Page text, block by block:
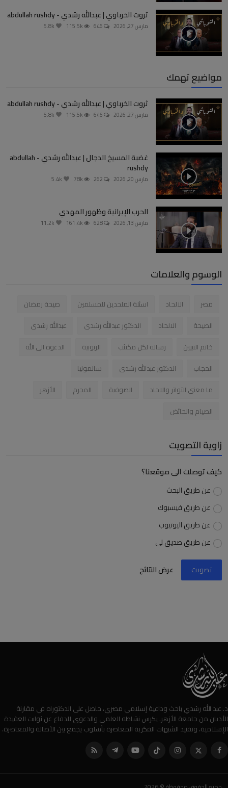
ثروت الخرباوي | عبدالله رشدي - abdullah rushdy
مارس 27, 2026
مواضيع تهمك
ثروت الخرباوي | عبدالله رشدي - abdullah rushdy
مارس 27, 2026
غضبة المسيخ الدجال | عبدالله رشدي - abdullah
rushdy
مارس 20, 2026
الحرب الإيرانية وظهور المهدي
مارس 13, 2026
الوسوم والعلامات
مصر الالحاد اسئلة الملحدين للمسلمين
صيحة رمضان
الصيحة
الالحاد الدكتور عبدالله رشدى
عبدالله رشدى
خاتم النبيين
رساله لكل مكتئب الربوبية
الدعوه الى الله
الحجاب
الدكتور عبدالله رشدى
سالمونيا
ما معنى التواتر والاحاد
الصوفية المجرم
الأزهر
الصيام والحائض
زاوية التصويت
كيف توصلت الى موقعنا؟
عن طريق البحث
عن طريق فيسبوك
عن طريق اليوتيوب
عن طريق صديق لى
تصويت عرض النتائج
د. عبد الله رشدي باحث وداعية إسلامي مصري، حاصل على الدكتوراه في مقارنة
الأديان من جامعة الأزهر. يكرس نشاطه العلمي والدعوي للدفاع عن ثوابت العقيدة
الإسلامية، وتفنيد الشبهات الفكرية المعاصرة بأسلوب يجمع بين الأصالة والمعاصرة.